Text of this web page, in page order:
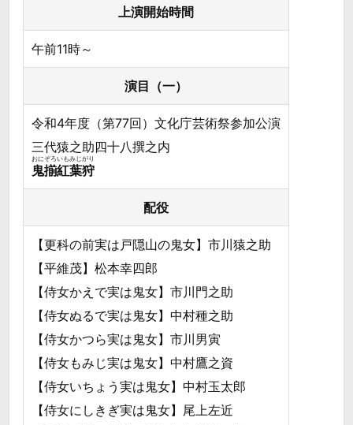
上演開始時間
午前11時～
演目（一）
令和4年度（第77回）文化庁芸術祭参加公演
三代猿之助四十八撰之内
鬼揃紅葉狩
おにぞろいもみじがり
配役
【更科の前実は戸隠山の鬼女】市川猿之助
【平維茂】松本幸四郎
【侍女かえで実は鬼女】市川門之助
【侍女ぬるで実は鬼女】中村種之助
【侍女かつら実は鬼女】市川男寅
【侍女もみじ実は鬼女】中村鷹之資
【侍女いちょう実は鬼女】中村玉太郎
【侍女にしきぎ実は鬼女】尾上左近